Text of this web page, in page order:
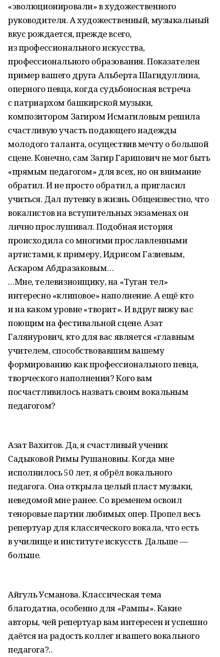
«эволюционировали» в художественного
руководителя. А художественный, музыкальный
вкус рождается, прежде всего,
из профессионального искусства,
профессионального образования. Показателен
пример вашего друга Альберта Шагидуллина,
оперного певца, когда судьбоносная встреча
с патриархом башкирской музыки,
композитором Загиром Исмагиловым решила
счастливую участь подающего надежды
молодого таланта, осуществив мечту о большой
сцене. Конечно, сам Загир Гарипович не мог быть
«прямым педагогом» для всех, но он внимание
обратил. И не просто обратил, а пригласил
учиться. Дал путевку в жизнь. Общеизвестно, что
вокалистов на вступительных экзаменах он
лично прослушивал. Подобная история
происходила со многими прославленными
артистами, к примеру, Идрисом Газиевым,
Аскаром Абдразаковым…
…Мне, телевизионщику, на «Туган тел»
интересно «клиповое» наполнение. А ещё кто
и на каком уровне «творит». И вдруг вижу вас
поющим на фестивальной сцене. Азат
Галянурович, кто для вас является «главным
учителем, способствовавшим вашему
формированию как профессионального певца,
творческого наполнения? Кого вам
посчастливилось назвать своим вокальным
педагогом?
Азат Вахитов. Да, я счастливый ученик
Садыковой Римы Рушановны. Когда мне
исполнилось 50 лет, я обрёл вокального
педагога. Она открыла целый пласт музыки,
неведомой мне ранее. Со временем освоил
теноровые партии любимых опер. Пропел весь
репертуар для классического вокала, что есть
в училище и институте искусств. Дальше —
больше.
Айгуль Усманова. Классическая тема
благодатна, особенно для «Рампы». Какие
авторы, чей репертуар вам интересен и успешно
даётся на радость коллег и вашего вокального
педагога?..